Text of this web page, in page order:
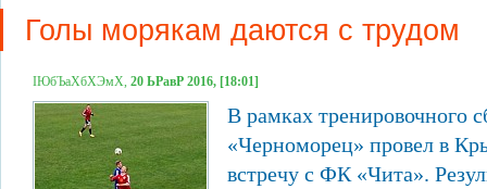
Голы морякам даются с трудом
ІЮбЪаХбХЭмХ, 20 ЬРавР 2016, [18:01]
В рамках тренировочного
«Черноморец» провел в
встречу с ФК «Чита».